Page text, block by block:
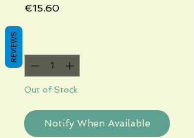
€15.60Price
Out of Stock
Notify When Available
REVIEWS